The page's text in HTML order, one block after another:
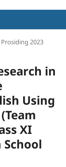
Prosiding 2023
in
Using
XI